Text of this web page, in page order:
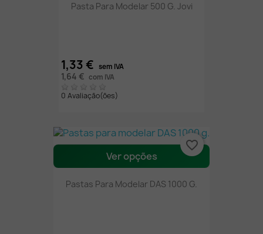
Pasta Para Modelar 500 G. Jovi
1,33 € sem IVA
1,64 € com IVA
0 Avaliação(ões)
Ver opções
Pastas Para Modelar DAS 1000 G.
favorite_border